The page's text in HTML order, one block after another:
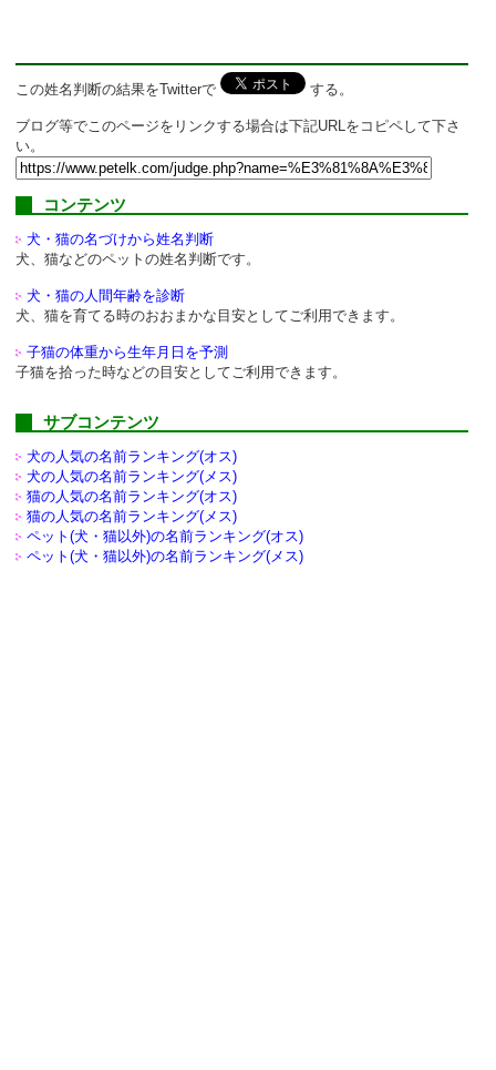
この姓名判断の結果をTwitterで する。
ブログ等でこのページをリンクする場合は下記URLをコピペして下さ
い。
コンテンツ
犬・猫の名づけから姓名判断
犬、猫などのペットの姓名判断です。
犬・猫の人間年齢を診断
犬、猫を育てる時のおおまかな目安としてご利用できます。
子猫の体重から生年月日を予測
子猫を拾った時などの目安としてご利用できます。
サブコンテンツ
犬の人気の名前ランキング(オス)
犬の人気の名前ランキング(メス)
猫の人気の名前ランキング(オス)
猫の人気の名前ランキング(メス)
ペット(犬・猫以外)の名前ランキング(オス)
ペット(犬・猫以外)の名前ランキング(メス)